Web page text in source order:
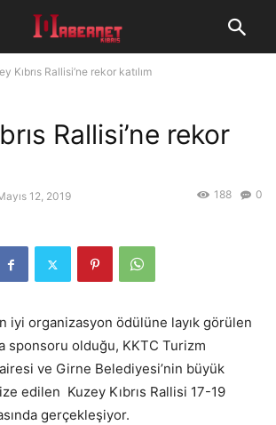
Kıbrıs Rallisi’ne rekor katılım
Rallisi’ne rekor
12, 2019 0
188
iyi organizasyon ödülüne layık görülen
sponsoru olduğu, KKTC Turizm
ve Girne Belediyesi’nin büyük
edilen Kuzey Kıbrıs Rallisi 17-19
gerçekleşiyor.